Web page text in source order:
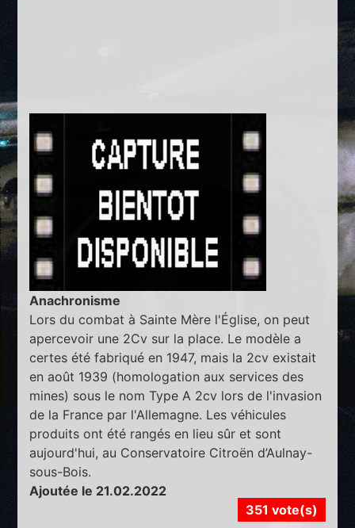
Anachronisme
Lors du combat à Sainte Mère l'Église, on peut
apercevoir une 2Cv sur la place. Le modèle a
certes été fabriqué en 1947, mais la 2cv existait
en août 1939 (homologation aux services des
mines) sous le nom Type A 2cv lors de l'invasion
de la France par l'Allemagne. Les véhicules
produits ont été rangés en lieu sûr et sont
aujourd'hui, au Conservatoire Citroën d’Aulnay-
sous-Bois.
Ajoutée le 21.02.2022
351 vote(s)